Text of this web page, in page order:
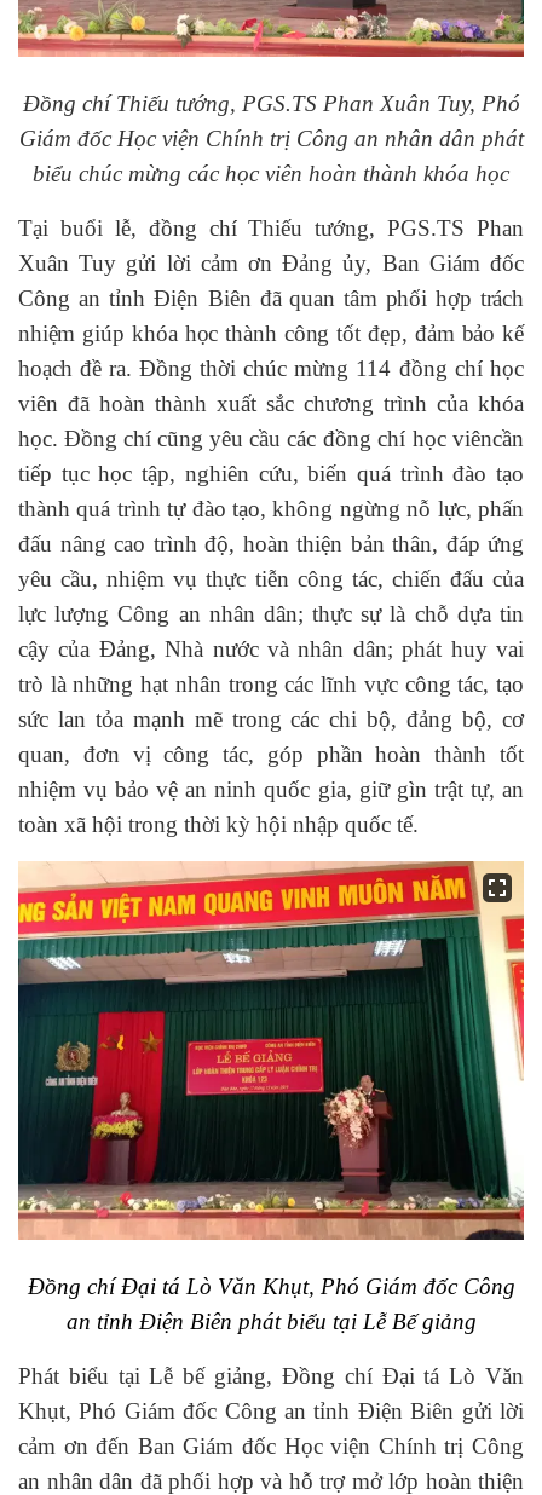
Đồng chí Thiếu tướng, PGS.TS Phan Xuân Tuy, Phó
Giám đốc Học viện Chính trị Công an nhân dân phát
biểu chúc mừng các học viên hoàn thành khóa học
Tại buổi lễ, đồng chí Thiếu tướng, PGS.TS Phan
Xuân Tuy gửi lời cảm ơn Đảng ủy, Ban Giám đốc
Công an tỉnh Điện Biên đã quan tâm phối hợp trách
nhiệm giúp khóa học thành công tốt đẹp, đảm bảo kế
hoạch đề ra. Đồng thời chúc mừng 114 đồng chí học
viên đã hoàn thành xuất sắc chương trình của khóa
học. Đồng chí cũng yêu cầu các đồng chí học viêncần
tiếp tục học tập, nghiên cứu, biến quá trình đào tạo
thành quá trình tự đào tạo, không ngừng nỗ lực, phấn
đấu nâng cao trình độ, hoàn thiện bản thân, đáp ứng
yêu cầu, nhiệm vụthực tiễn công tác, chiến đấu của
lực lượng Công an nhân dân;thực sự là chỗ dựa tin
cậy của Đảng, Nhà nước và nhân dân;phát huy vai
trò là những hạt nhân trongcác lĩnh vực công tác, tạo
sức lan tỏa mạnh mẽ trong các chi bộ, đảng bộ, cơ
quan, đơn vị công tác, góp phần hoàn thành tốt
nhiệm vụ bảo vệ an ninh quốc gia, giữ gìn trật tự, an
toàn xã hội trong thời kỳ hội nhập quốc tế.
Đồng chí Đại tá Lò Văn Khụt, Phó Giám đốc Công
an tỉnh Điện Biên phát biểu tại Lễ Bế giảng
Phát biểu tại Lễ bế giảng, Đồng chí Đại tá Lò Văn
Khụt, Phó Giám đốc Công an tỉnh Điện Biên gửi lời
cảm ơn đến Ban Giám đốc Học viện Chính trị Công
an nhân dân đã phối hợp và hỗ trợ mở lớp hoàn thiện